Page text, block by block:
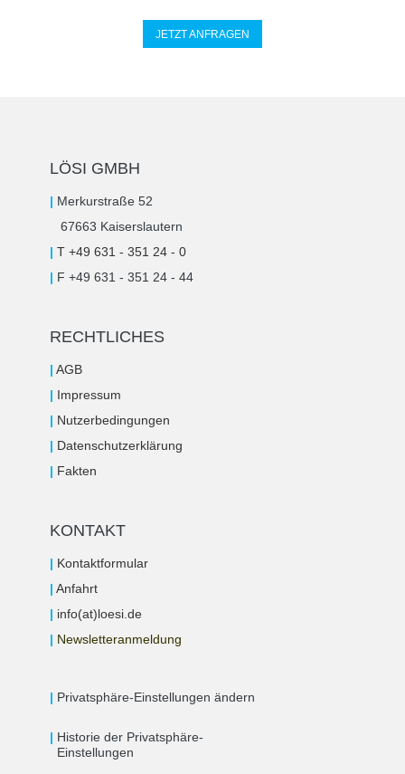
JETZT ANFRAGEN
LÖSI GMBH
| Merkurstraße 52
67663 Kaiserslautern
| T +49 631 - 351 24 - 0
| F +49 631 - 351 24 - 44
RECHTLICHES
| AGB
| Impressum
| Nutzerbedingungen
| Datenschutzerklärung
| Fakten
KONTAKT
| Kontaktformular
| Anfahrt
| info(at)loesi.de
| Newsletteranmeldung
| Privatsphäre-Einstellungen ändern
| Historie der Privatsphäre-
Einstellungen